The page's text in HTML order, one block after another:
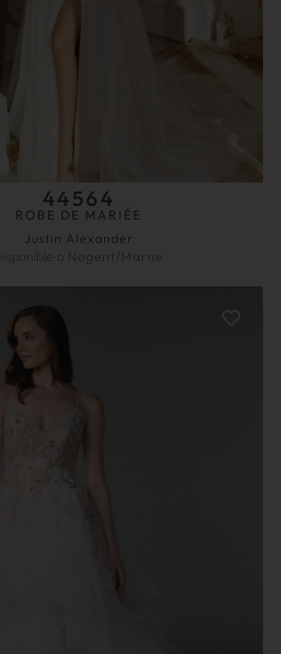
44564
ROBE DE MARIÉE
Justin Alexander
Disponible à Nogent/Marne